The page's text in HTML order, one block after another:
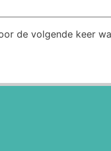
de volgende keer